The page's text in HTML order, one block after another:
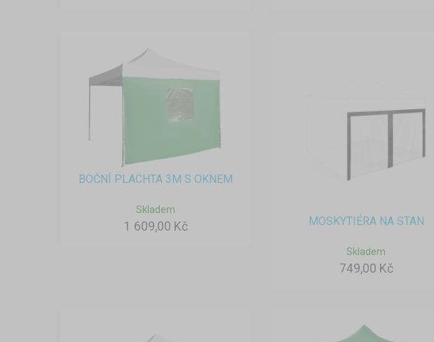
BOČNÍ PLACHTA 3M S OKNEM
Skladem
1 609,00 Kč MOSKYTIÉRA NA STAN
Skladem
749,00 Kč